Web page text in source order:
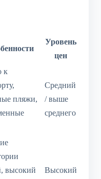
Уровень
цен
к
пляжи,
Средний
/ выше
среднего
высокий
Высокий